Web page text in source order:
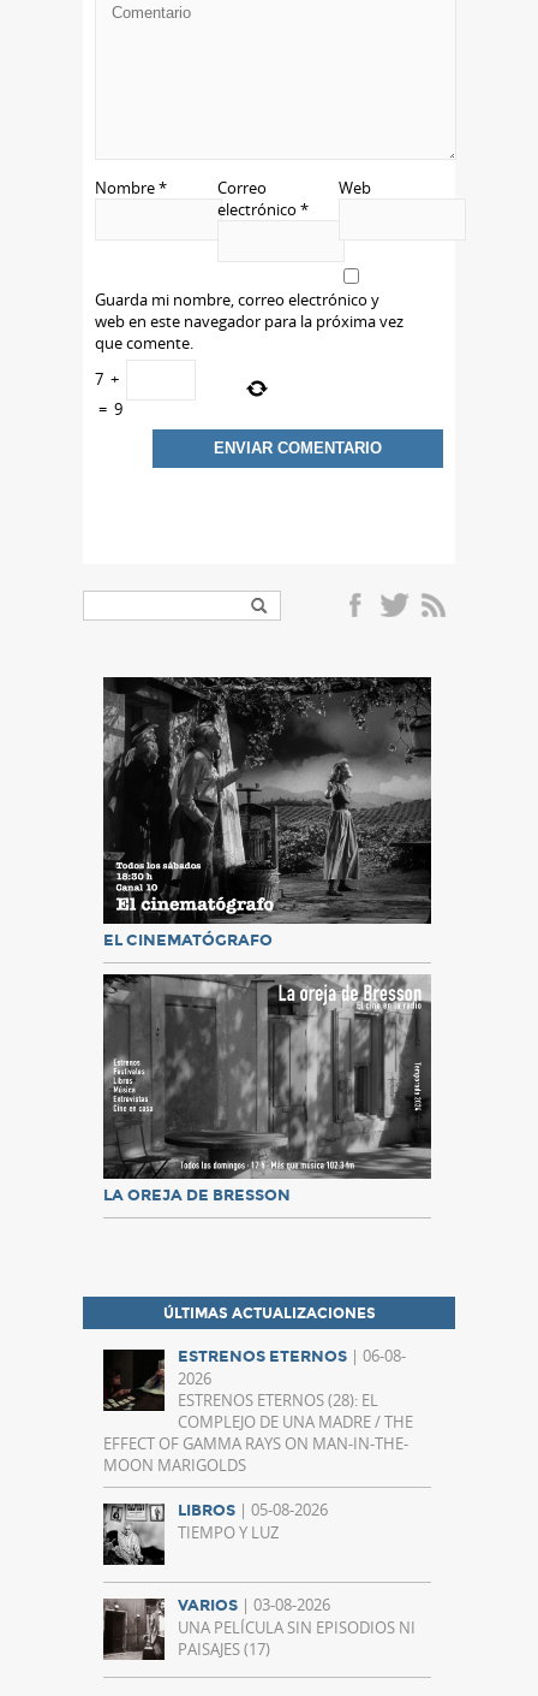
Nombre*
Correo
electrónico *
Web
Guarda mi nombre, correo electrónico y
web en este navegador para la próxima vez
que comente.
7 +
= 9
EL CINEMATÓGRAFO
LA OREJA DE BRESSON
ÚLTIMAS ACTUALIZACIONES
ESTRENOS ETERNOS | 06-08-
2026
ESTRENOS ETERNOS (28): EL
COMPLEJO DE UNA MADRE / THE
EFFECT OF GAMMA RAYS ON MAN-IN-THE-
MOON MARIGOLDS
LIBROS | 05-08-2026
TIEMPO Y LUZ
VARIOS | 03-08-2026
UNA PELÍCULA SIN EPISODIOS NI
PAISAJES (17)